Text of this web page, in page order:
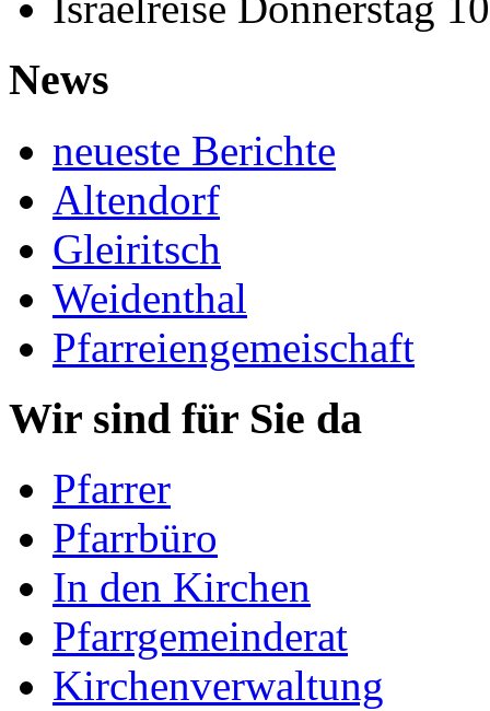
News
neueste Berichte
Altendorf
Gleiritsch
Weidenthal
Pfarreiengemeischaft
Wir sind für Sie da
Pfarrer
Pfarrbüro
In den Kirchen
Pfarrgemeinderat
Kirchenverwaltung